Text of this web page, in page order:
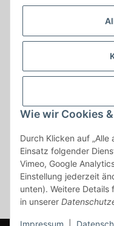
Wie wir Cookies
Durch Klicken auf
Einsatz folgender
Vimeo, Google
Einstellung jederzeit
unten). Weitere Details
in unserer
Impressum
Krayerstraße 249
Tel.:0201555402
info@krayer-
Gesetzliche
Informationen
Vertrag widerrufen
* Alle Preise inkl. gesetzlicher
* gilt für Lieferungen
Länder entnehmen Sie bitte
Versandinformationen